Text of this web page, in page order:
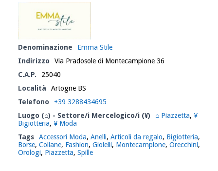
Denominazione
Emma Stile
Indirizzo
Via Pradosole di Montecampione 36
C.A.P.
25040
Località
Artogne BS
Telefono
+39 3288434695
Luogo (⌂) - Settore/i Mercelogico/i (¥)
⌂ Piazzetta, ¥
Bigiotteria, ¥ Moda
Tags
Accessori Moda, Anelli, Articoli da regalo, Bigiotteria,
Borse, Collane, Fashion, Gioielli, Montecampione, Orecchini,
Orologi, Piazzetta, Spille